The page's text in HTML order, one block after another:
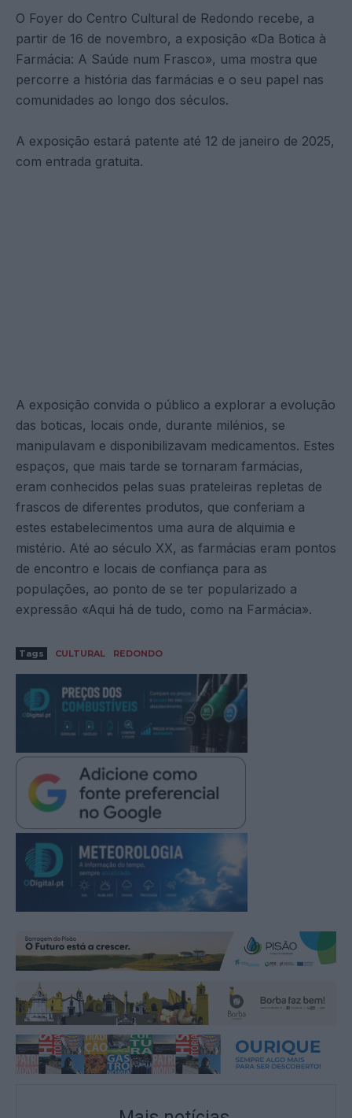
O Foyer do Centro Cultural de Redondo recebe, a
partir de 16 de novembro, a exposição «Da Botica à
Farmácia: A Saúde num Frasco», uma mostra que
percorre a história das farmácias e o seu papel nas
comunidades ao longo dos séculos.
A exposição estará patente até 12 de janeiro de 2025,
com entrada gratuita.
A exposição convida o público a explorar a evolução
das boticas, locais onde, durante milénios, se
manipulavam e disponibilizavam medicamentos. Estes
espaços, que mais tarde se tornaram farmácias,
eram conhecidos pelas suas prateleiras repletas de
frascos de diferentes produtos, que conferiam a
estes estabelecimentos uma aura de alquimia e
mistério. Até ao século XX, as farmácias eram pontos
de encontro e locais de confiança para as
populações, ao ponto de se ter popularizado a
expressão «Aqui há de tudo, como na Farmácia».
Tags CULTURAL REDONDO